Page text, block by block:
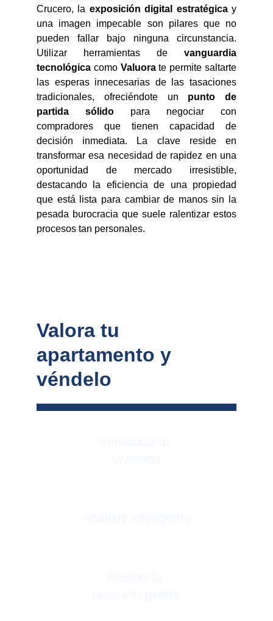
Crucero, la exposición digital estratégicay
una imagen impecable son pilares que no
pueden fallar bajo ninguna circunstancia.
Utilizar herramientas de vanguardia
tecnológica como Valuorate permite saltarte
las esperas innecesarias de las tasaciones
tradicionales, ofreciéndote un punto de
partida sólido para negociar con
compradores que tienen capacidad de
decisión inmediata. La clave reside en
transformar esa necesidad de rapidez en una
oportunidad de mercado irresistible,
destacando la eficiencia de una propiedad
que está lista para cambiar de manos sin la
pesada burocracia que suele ralentizar estos
procesos tan personales.
Valora tu
apartamento y
véndelo